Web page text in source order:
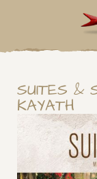
SUITES &
KAYATH